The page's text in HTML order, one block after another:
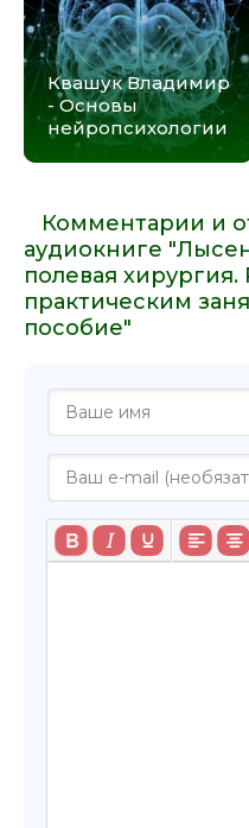
030
031
032
033
036
Квашук Владимир
- Основы
нейропсихологии
Комментарии и
аудиокниге
полевая хирургия.
практическим
пособие"